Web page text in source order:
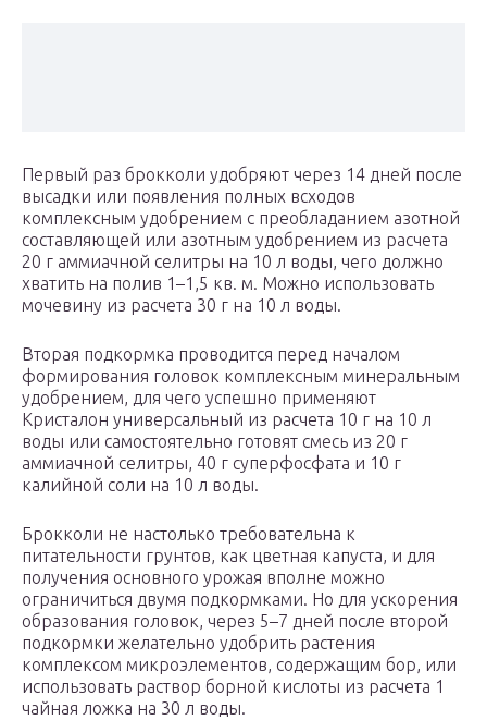
Первый раз брокколи удобряют через 14 дней после
высадки или появления полных всходов
комплексным удобрением с преобладанием азотной
составляющей или азотным удобрением из расчета
20 г аммиачной селитры на 10 л воды, чего должно
хватить на полив 1–1,5 кв. м. Можно использовать
мочевину из расчета 30 г на 10 л воды.
Вторая подкормка проводится перед началом
формирования головок комплексным минеральным
удобрением, для чего успешно применяют
Кристалон универсальный из расчета 10 г на 10 л
воды или самостоятельно готовят смесь из 20 г
аммиачной селитры, 40 г суперфосфата и 10 г
калийной соли на 10 л воды.
Брокколи не настолько требовательна к
питательности грунтов, как цветная капуста, и для
получения основного урожая вполне можно
ограничиться двумя подкормками. Но для ускорения
образования головок, через 5–7 дней после второй
подкормки желательно удобрить растения
комплексом микроэлементов, содержащим бор, или
использовать раствор борной кислоты из расчета 1
чайная ложка на 30 л воды.